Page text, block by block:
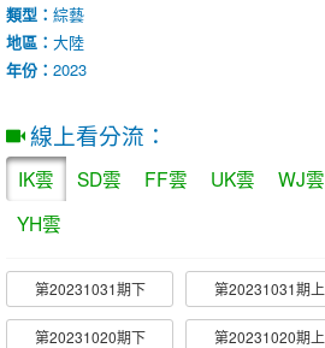
類型： 綜藝
地區： 大陸
年份： 2023
線上看分流：
IK雲 SD雲 FF雲 UK雲 WJ雲
YH雲
第20231031期下 第20231031期上
第20231020期下 第20231020期上